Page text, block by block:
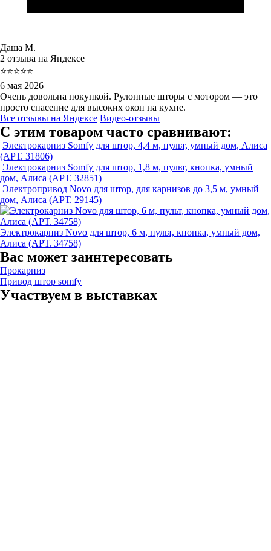
Даша М.
2 отзыва на Яндексе
⭐⭐⭐⭐⭐
6 мая 2026
Очень довольна покупкой. Рулонные шторы с мотором — это
просто спасение для высоких окон на кухне.
Все отзывы на Яндексе Видео-отзывы
С этим товаром часто сравнивают:
Электрокарниз Somfy для штор, 4,4 м, пульт, умный дом, Алиса
(АРТ. 31806)
Электрокарниз Somfy для штор, 1,8 м, пульт, кнопка, умный
дом, Алиса (АРТ. 32851)
Электропривод Novo для штор, для карнизов до 3,5 м, умный
дом, Алиса (АРТ. 29145)
Электрокарниз Novo для штор, 6 м, пульт, кнопка, умный дом,
Алиса (АРТ. 34758)
Вас может заинтересовать
Прокарниз
Привод штор somfy
Участвуем в выставках